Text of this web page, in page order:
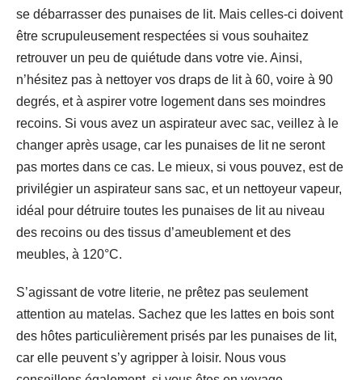
se débarrasser des punaises de lit. Mais celles-ci doivent
être scrupuleusement respectées si vous souhaitez
retrouver un peu de quiétude dans votre vie. Ainsi,
n’hésitez pas à nettoyer vos draps de lit à 60, voire à 90
degrés, et à aspirer votre logement dans ses moindres
recoins. Si vous avez un aspirateur avec sac, veillez à le
changer après usage, car les punaises de lit ne seront
pas mortes dans ce cas. Le mieux, si vous pouvez, est de
privilégier un aspirateur sans sac, et un nettoyeur vapeur,
idéal pour détruire toutes les punaises de lit au niveau
des recoins ou des tissus d’ameublement et des
meubles, à 120°C.
S’agissant de votre literie, ne prêtez pas seulement
attention au matelas. Sachez que les lattes en bois sont
des hôtes particulièrement prisés par les punaises de lit,
car elle peuvent s’y agripper à loisir. Nous vous